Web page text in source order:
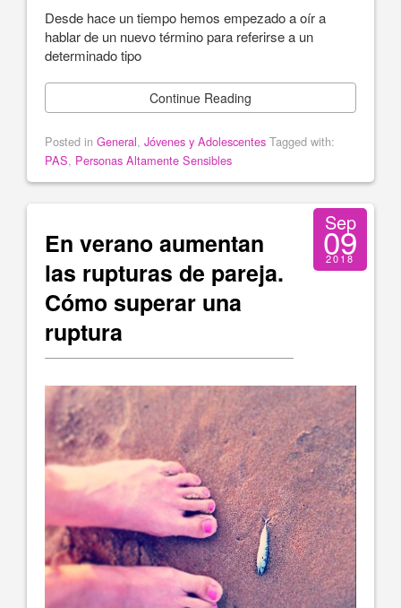
Desde hace un tiempo hemos empezado a oír a
hablar de un nuevo término para referirse a un
determinado tipo
Continue Reading
Posted in General, Jóvenes y Adolescentes Tagged with:
PAS, Personas Altamente Sensibles
En verano aumentan
las rupturas de pareja.
Cómo superar una
ruptura
Sep
09
2018